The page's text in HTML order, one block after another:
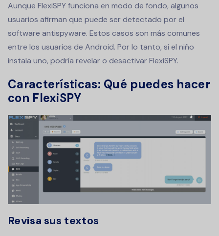
Aunque FlexiSPY funciona en modo de fondo, algunos
usuarios afirman que puede ser detectado por el
software antispyware. Estos casos son más comunes
entre los usuarios de Android. Por lo tanto, si el niño
instala uno, podría revelar o desactivar FlexiSPY.
Características: Qué puedes hacer
con FlexiSPY
Revisa sus textos